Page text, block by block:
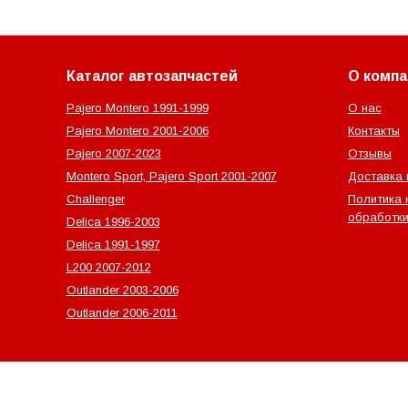
Каталог автозапчастей
Pajero Montero 1991-1999
Pajero Montero 2001-2006
Pajero 2007-2023
Montero Sport, Pajero Sport 2001-2007
Challenger
Delica 1996-2003
Delica 1991-1997
L200 2007-2012
Outlander‎ 2003-2006
Outlander‎ 2006-2011
О
О нас
Контакты
Отзывы
Доставка
Политика